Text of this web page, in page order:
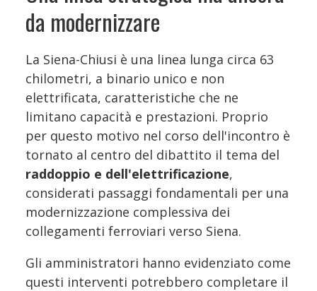
da modernizzare
La Siena-Chiusi è una linea lunga circa 63
chilometri, a binario unico e non
elettrificata, caratteristiche che ne
limitano capacità e prestazioni. Proprio
per questo motivo nel corso dell'incontro è
tornato al centro del dibattito il tema del
raddoppio e dell'elettrificazione,
considerati passaggi fondamentali per una
modernizzazione complessiva dei
collegamenti ferroviari verso Siena.
Gli amministratori hanno evidenziato come
questi interventi potrebbero completare il